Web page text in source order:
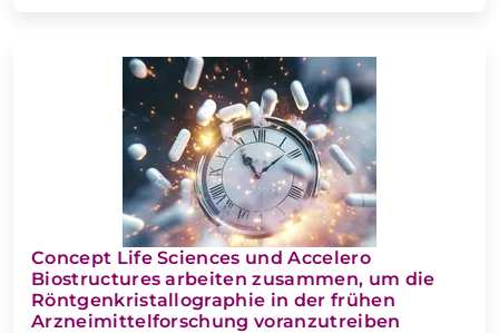
Concept Life Sciences und Accelero
Biostructures arbeiten zusammen, um die
Röntgenkristallographie in der frühen
Arzneimittelforschung voranzutreiben